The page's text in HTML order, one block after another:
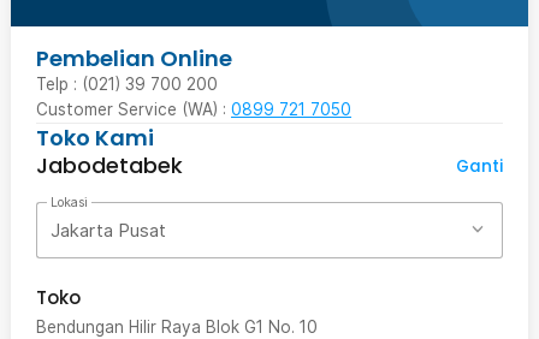
Pembelian Online
Telp : (021) 39 700 200
Customer Service (WA) : 0899 721 7050
Toko Kami
Jabodetabek
Ganti
Lokasi
Jakarta Pusat
Toko
Bendungan Hilir Raya Blok G1 No. 10